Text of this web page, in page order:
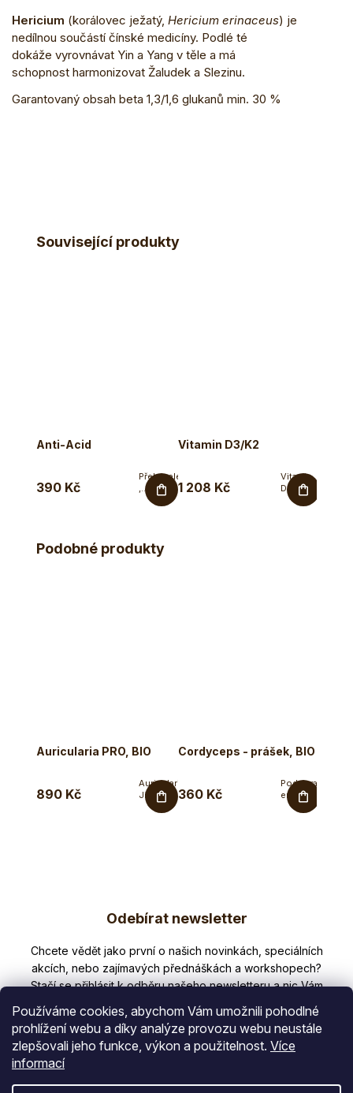
Používáme cookies, abychom Vám umožnili pohodlné
prohlížení webu a díky analýze provozu webu neustále
zlepšovali jeho funkce, výkon a použitelnost. Více
informací
Hericium (korálovec ježatý, Hericium erinaceus) je
nedílnou součástí čínské medicíny. Podlé té
dokáže vyrovnávat Yin a Yang v těle a má
schopnost harmonizovat Žaludek a Slezinu.
Garantovaný obsah beta 1,3/1,6 glukanů min. 30 %
Související produkty
Anti-Acid
390 Kč
Překyselení
,
podpora
Vita®
Anti-
Vitamin D3/K2
1 208 Kč
Vitamin
D3 a K2 v
kapkách
Podobné produkty
Auricularia PRO, BIO
890 Kč
Auricularia-
Jidášovo
ucho
Cordyceps - prášek, BIO
360 Kč
Podpora
energie,
vitality,
a
Odebírat newsletter
Nezmeškejte žádné novinky či slevy!
E-mail